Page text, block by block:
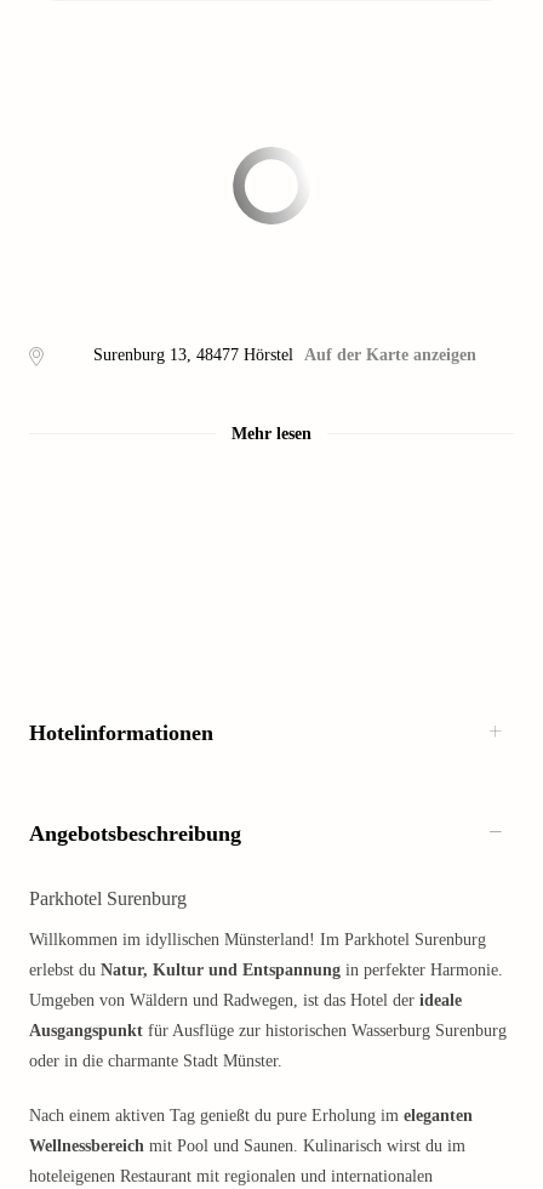
Surenburg 13, 48477 Hörstel Auf der Karte anzeigen
Mehr lesen
Hotelinformationen
Angebotsbeschreibung
Parkhotel Surenburg
Willkommen im idyllischen Münsterland! Im Parkhotel Surenburg
erlebst du Natur, Kultur und Entspannung in perfekter Harmonie.
Umgeben von Wäldern und Radwegen, ist das Hotel der ideale
Ausgangspunkt für Ausflüge zur historischen Wasserburg Surenburg
oder in die charmante Stadt Münster.
Nach einem aktiven Tag genießt du pure Erholung im eleganten
Wellnessbereich mit Pool und Saunen. Kulinarisch wirst du im
hoteleigenen Restaurant mit regionalen und internationalen